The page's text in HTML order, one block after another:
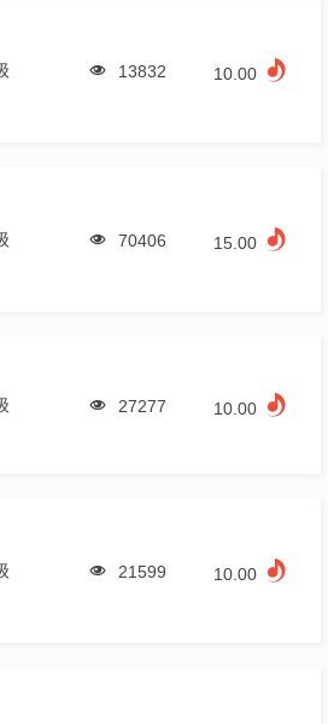
13832 10.00
70406 15.00
27277 10.00
21599 10.00